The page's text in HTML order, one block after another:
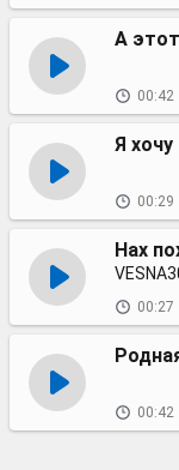
А
00:42
Я
00:29
Нах
00:27
00:42